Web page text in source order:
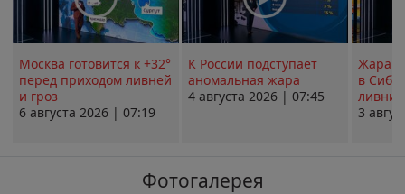
Москва готовится к +32°
перед приходом ливней
и гроз
6 августа 2026 | 07:19
К России подступает
аномальная жара
4 августа 2026 | 07:45
Жара в
в
ливни
3
Фотогалерея